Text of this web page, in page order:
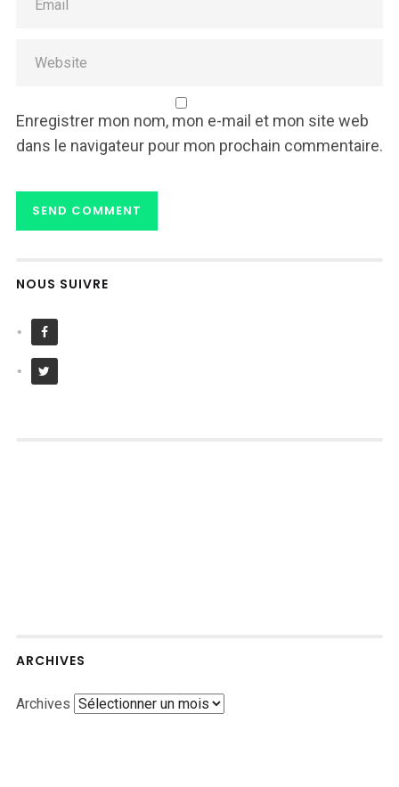
Enregistrer mon nom, mon e-mail et mon site web
dans le navigateur pour mon prochain commentaire.
NOUS SUIVRE
ARCHIVES
Archives